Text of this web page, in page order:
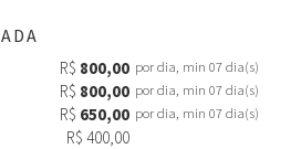
R$ 800,00 por dia, min 07 dia(s)
R$ 800,00 por dia, min 07 dia(s)
R$ 650,00 por dia, min 07 dia(s)
R$ 400,00